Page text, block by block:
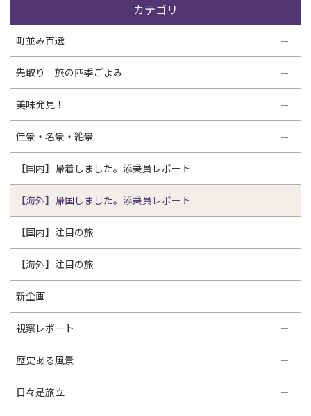
カテゴリ
町並み百選
先取り 旅の四季ごよみ
美味発見！
佳景・名景・絶景
【国内】帰着しました。添乗員レポート
【海外】帰国しました。添乗員レポート
【国内】注目の旅
【海外】注目の旅
新企画
視察レポート
歴史ある風景
日々是旅立